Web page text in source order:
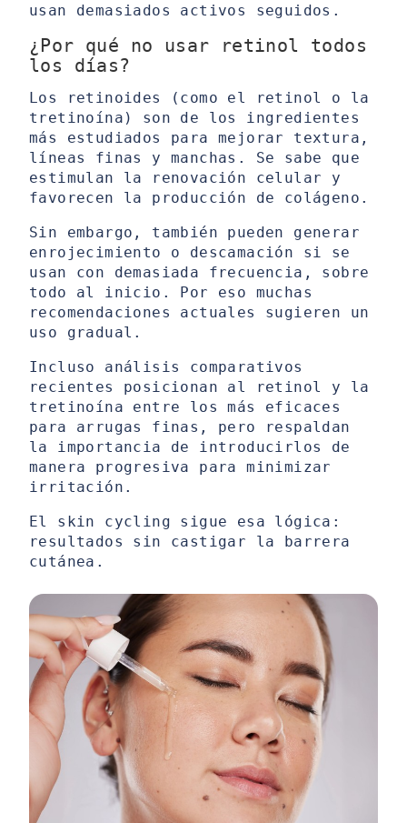
usan demasiados activos seguidos.
¿Por qué no usar retinol todos
los días?
Los retinoides (como el retinol o la
tretinoína) son de los ingredientes
más estudiados para mejorar textura,
líneas finas y manchas. Se sabe que
estimulan la renovación celular y
favorecen la producción de colágeno.
Sin embargo, también pueden generar
enrojecimiento o descamación si se
usan con demasiada frecuencia, sobre
todo al inicio. Por eso muchas
recomendaciones actuales sugieren un
uso gradual.
Incluso análisis comparativos
recientes posicionan al retinol y la
tretinoína entre los más eficaces
para arrugas finas, pero respaldan
la importancia de introducirlos de
manera progresiva para minimizar
irritación.
El skin cycling sigue esa lógica:
resultados sin castigar la barrera
cutánea.